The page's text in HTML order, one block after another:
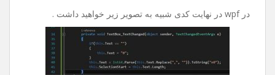
در wpf در نهایت کدی شبیه به تصویر زیر خواهید داشت .